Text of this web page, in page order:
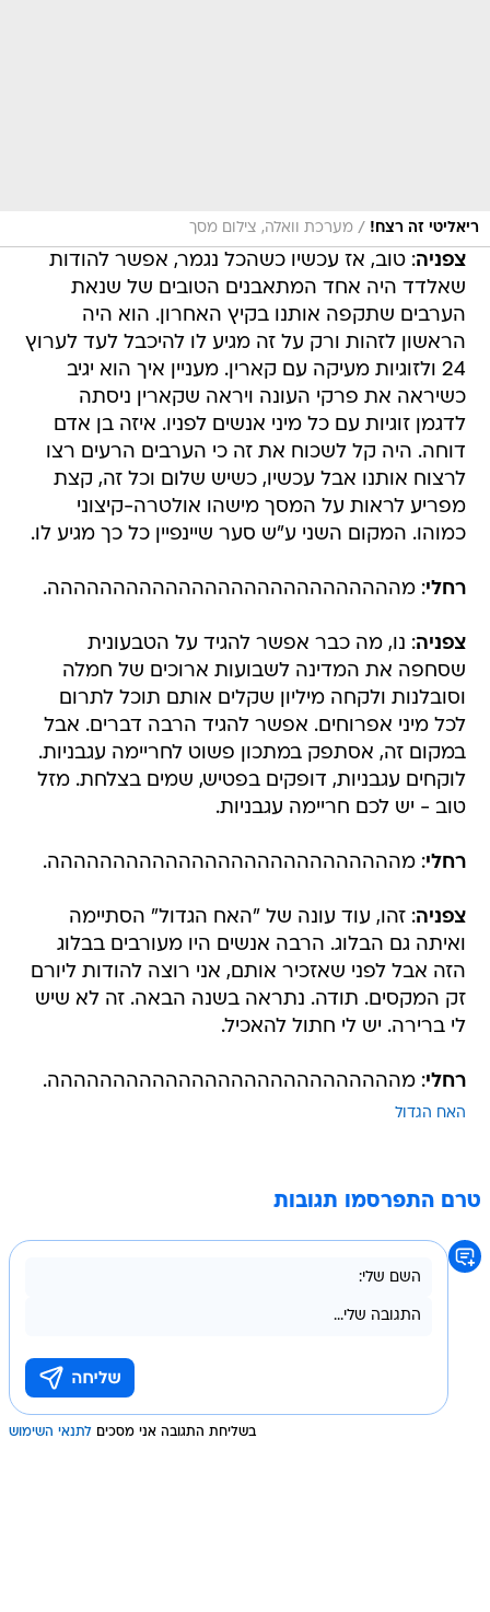
ריאליטי זה רצח! / מערכת וואלה, צילום מסך
צפניה: טוב, אז עכשיו כשהכל נגמר, אפשר להודות
שאלדד היה אחד המתאבנים הטובים של שנאת
הערבים שתקפה אותנו בקיץ האחרון. הוא היה
הראשון לזהות ורק על זה מגיע לו להיכבל לעד לערוץ
24 ולזוגיות מעיקה עם קארין. מעניין איך הוא יגיב
כשיראה את פרקי העונה ויראה שקארין ניסתה
לדגמן זוגיות עם כל מיני אנשים לפניו. איזה בן אדם
דוחה. היה קל לשכוח את זה כי הערבים הרעים רצו
לרצוח אותנו אבל עכשיו, כשיש שלום וכל זה, קצת
מפריע לראות על המסך מישהו אולטרה-קיצוני
כמוהו. המקום השני ע"ש סער שיינפיין כל כך מגיע לו.
רחלי: מההההההההההההההההההההההההההה.
צפניה: נו, מה כבר אפשר להגיד על הטבעונית
שסחפה את המדינה לשבועות ארוכים של חמלה
וסובלנות ולקחה מיליון שקלים אותם תוכל לתרום
לכל מיני אפרוחים. אפשר להגיד הרבה דברים. אבל
במקום זה, אסתפק במתכון פשוט לחריימה עגבניות.
לוקחים עגבניות, דופקים בפטיש, שמים בצלחת. מזל
טוב - יש לכם חריימה עגבניות.
רחלי: מההההההההההההההההההההההההההה.
צפניה: זהו, עוד עונה של "האח הגדול" הסתיימה
ואיתה גם הבלוג. הרבה אנשים היו מעורבים בבלוג
הזה אבל לפני שאזכיר אותם, אני רוצה להודות ליורם
זק המקסים. תודה. נתראה בשנה הבאה. זה לא שיש
לי ברירה. יש לי חתול להאכיל.
רחלי: מההההההההההההההההההההההההההה.
האח הגדול
טרם התפרסמו תגובות
בשליחת התגובה אני מסכים לתנאי השימוש